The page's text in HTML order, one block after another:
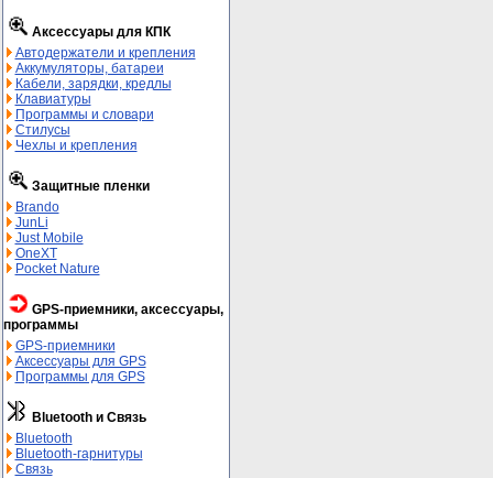
Аксессуары для КПК
Автодержатели и крепления
Аккумуляторы, батареи
Кабели, зарядки, кредлы
Клавиатуры
Программы и словари
Стилусы
Чехлы и крепления
Защитные пленки
Brando
JunLi
Just Mobile
OneXT
Pocket Nature
GPS-приемники, аксессуары,
программы
GPS-приемники
Аксессуары для GPS
Программы для GPS
Bluetooth и Связь
Bluetooth
Bluetooth-гарнитуры
Связь